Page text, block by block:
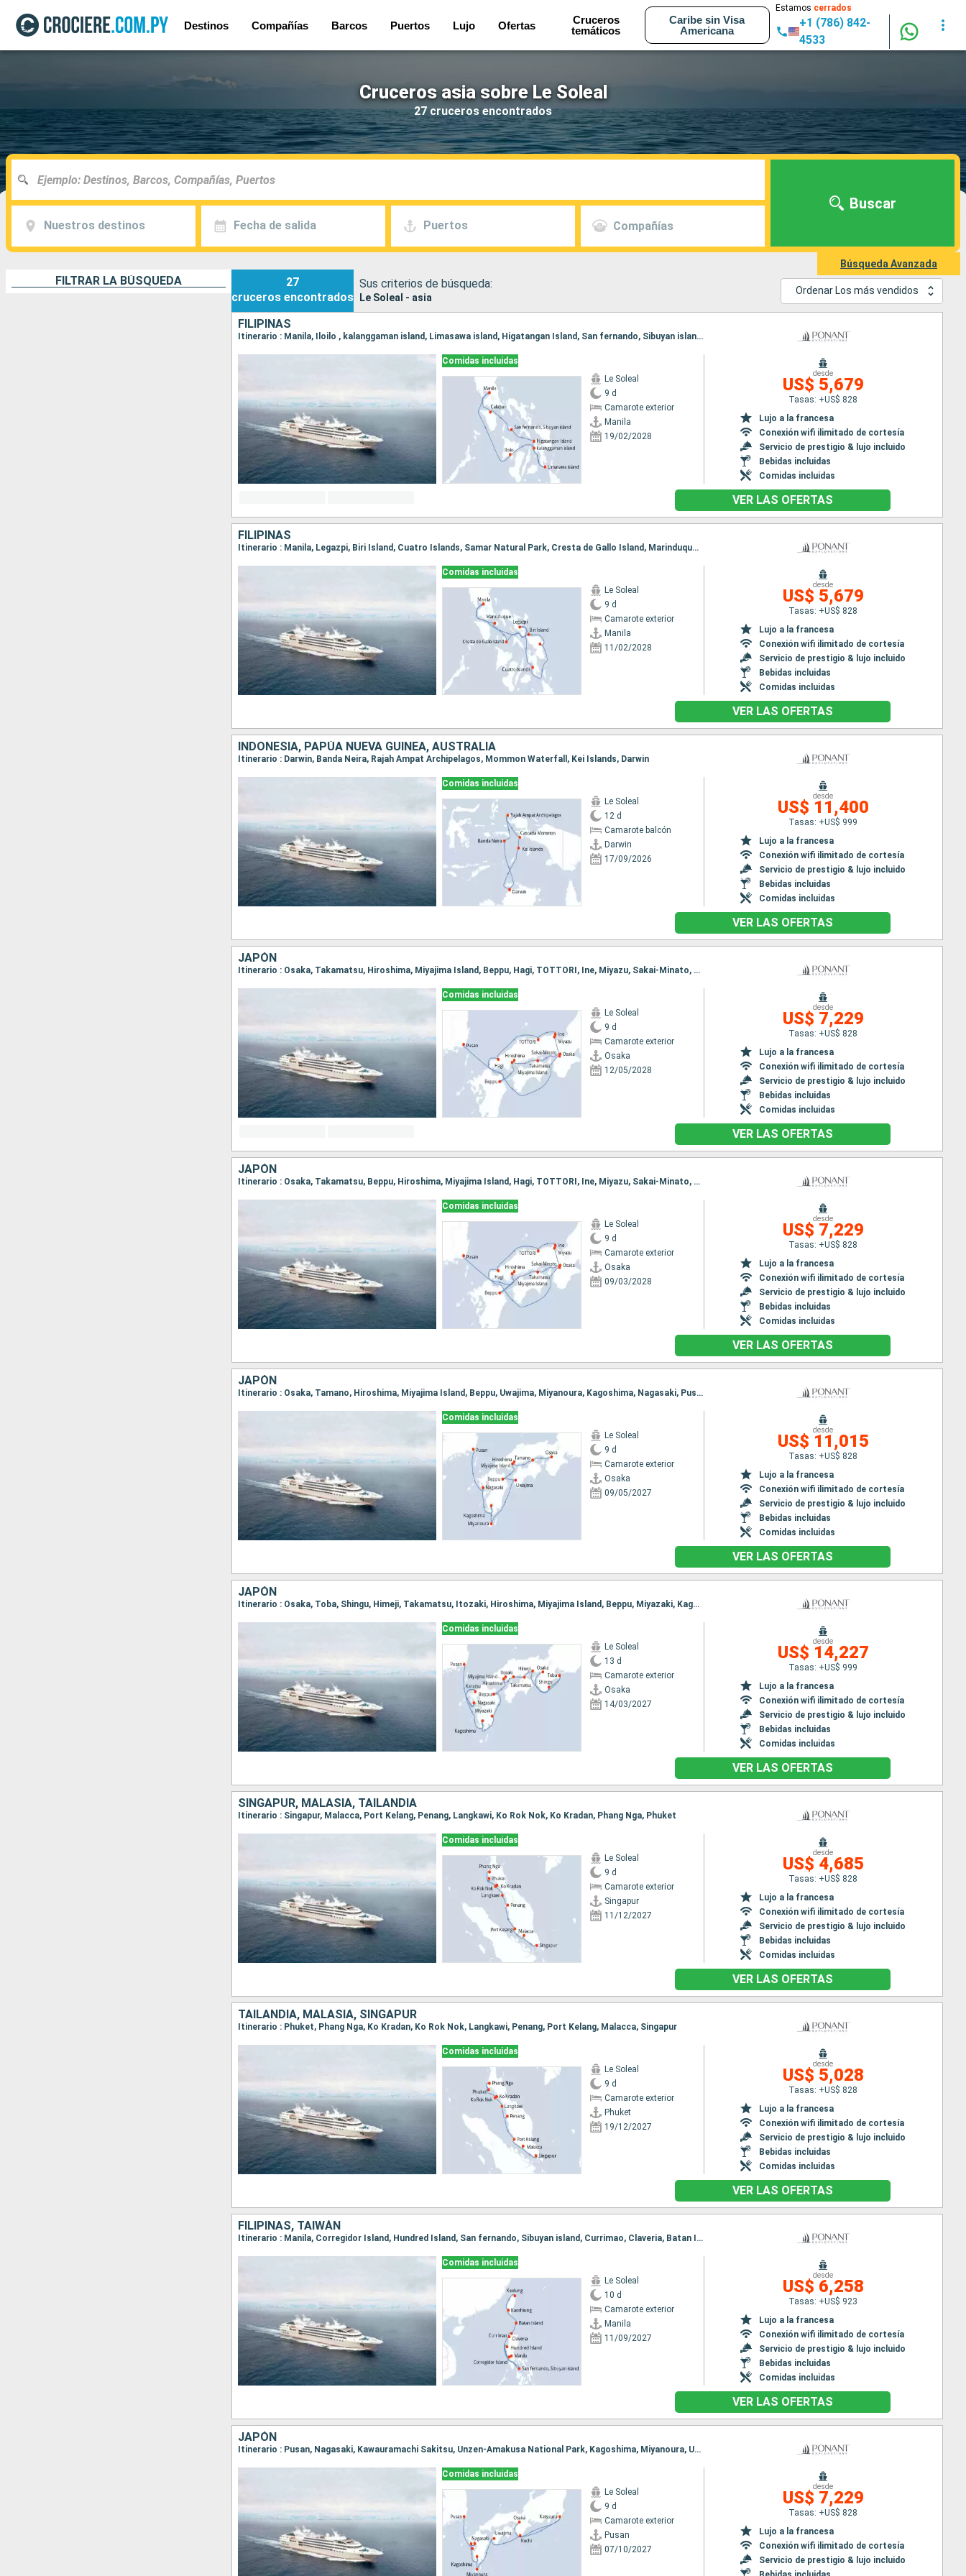
Destinos Compañías Barcos Puertos Lujo Ofertas
Cruceros
temáticos
Caribe sin Visa
Americana
Estamos cerrados
+1 (786) 842-
4533
Cruceros asia sobre Le Soleal
27 cruceros encontrados
Nuestros destinos Fecha de salida Puertos Compañías
Buscar
Búsqueda Avanzada
FILTRAR LA BÚSQUEDA
27
cruceros encontrados
Sus criterios de búsqueda:
Le Soleal - asia
Ordenar Los más vendidos
FILIPINAS
Itinerario : Manila, Iloilo , kalanggaman island, Limasawa island, Higatangan Island, San fernando, Sibuyan island, Calapan, Manila
Comidas incluidas
Le Soleal
9 d
Camarote exterior
Manila
19/02/2028
desde
US$ 5,679
Tasas: +US$ 828
Lujo a la francesa
Conexión wifi ilimitado de cortesía
Servicio de prestigio & lujo incluido
Bebidas incluidas
Comidas incluidas
VER LAS OFERTAS
FILIPINAS
Itinerario : Manila, Legazpi, Biri Island, Cuatro Islands, Samar Natural Park, Cresta de Gallo Island, Marinduque, Manila
Comidas incluidas
Le Soleal
9 d
Camarote exterior
Manila
11/02/2028
desde
US$ 5,679
Tasas: +US$ 828
Lujo a la francesa
Conexión wifi ilimitado de cortesía
Servicio de prestigio & lujo incluido
Bebidas incluidas
Comidas incluidas
VER LAS OFERTAS
INDONESIA, PAPÚA NUEVA GUINEA, AUSTRALIA
Itinerario : Darwin, Banda Neira, Rajah Ampat Archipelagos, Mommon Waterfall, Kei Islands, Darwin
Comidas incluidas
Le Soleal
12 d
Camarote balcón
Darwin
17/09/2026
desde
US$ 11,400
Tasas: +US$ 999
Lujo a la francesa
Conexión wifi ilimitado de cortesía
Servicio de prestigio & lujo incluido
Bebidas incluidas
Comidas incluidas
VER LAS OFERTAS
JAPÓN
Itinerario : Osaka, Takamatsu, Hiroshima, Miyajima Island, Beppu, Hagi, TOTTORI, Ine, Miyazu, Sakai-Minato, Pusan
Comidas incluidas
Le Soleal
9 d
Camarote exterior
Osaka
12/05/2028
desde
US$ 7,229
Tasas: +US$ 828
Lujo a la francesa
Conexión wifi ilimitado de cortesía
Servicio de prestigio & lujo incluido
Bebidas incluidas
Comidas incluidas
VER LAS OFERTAS
JAPÓN
Itinerario : Osaka, Takamatsu, Beppu, Hiroshima, Miyajima Island, Hagi, TOTTORI, Ine, Miyazu, Sakai-Minato, Pusan
Comidas incluidas
Le Soleal
9 d
Camarote exterior
Osaka
09/03/2028
desde
US$ 7,229
Tasas: +US$ 828
Lujo a la francesa
Conexión wifi ilimitado de cortesía
Servicio de prestigio & lujo incluido
Bebidas incluidas
Comidas incluidas
VER LAS OFERTAS
JAPÓN
Itinerario : Osaka, Tamano, Hiroshima, Miyajima Island, Beppu, Uwajima, Miyanoura, Kagoshima, Nagasaki, Pusan
Comidas incluidas
Le Soleal
9 d
Camarote exterior
Osaka
09/05/2027
desde
US$ 11,015
Tasas: +US$ 828
Lujo a la francesa
Conexión wifi ilimitado de cortesía
Servicio de prestigio & lujo incluido
Bebidas incluidas
Comidas incluidas
VER LAS OFERTAS
JAPÓN
Itinerario : Osaka, Toba, Shingu, Himeji, Takamatsu, Itozaki, Hiroshima, Miyajima Island, Beppu, Miyazaki, Kagoshima, Karatsu, Nagasaki, Pusan
Comidas incluidas
Le Soleal
13 d
Camarote exterior
Osaka
14/03/2027
desde
US$ 14,227
Tasas: +US$ 999
Lujo a la francesa
Conexión wifi ilimitado de cortesía
Servicio de prestigio & lujo incluido
Bebidas incluidas
Comidas incluidas
VER LAS OFERTAS
SINGAPUR, MALASIA, TAILANDIA
Itinerario : Singapur, Malacca, Port Kelang, Penang, Langkawi, Ko Rok Nok, Ko Kradan, Phang Nga, Phuket
Comidas incluidas
Le Soleal
9 d
Camarote exterior
Singapur
11/12/2027
desde
US$ 4,685
Tasas: +US$ 828
Lujo a la francesa
Conexión wifi ilimitado de cortesía
Servicio de prestigio & lujo incluido
Bebidas incluidas
Comidas incluidas
VER LAS OFERTAS
TAILANDIA, MALASIA, SINGAPUR
Itinerario : Phuket, Phang Nga, Ko Kradan, Ko Rok Nok, Langkawi, Penang, Port Kelang, Malacca, Singapur
Comidas incluidas
Le Soleal
9 d
Camarote exterior
Phuket
19/12/2027
desde
US$ 5,028
Tasas: +US$ 828
Lujo a la francesa
Conexión wifi ilimitado de cortesía
Servicio de prestigio & lujo incluido
Bebidas incluidas
Comidas incluidas
VER LAS OFERTAS
FILIPINAS, TAIWÁN
Itinerario : Manila, Corregidor Island, Hundred Island, San fernando, Sibuyan island, Currimao, Claveria, Batan Island, Kaoshiung, Keelung
Comidas incluidas
Le Soleal
10 d
Camarote exterior
Manila
11/09/2027
desde
US$ 6,258
Tasas: +US$ 923
Lujo a la francesa
Conexión wifi ilimitado de cortesía
Servicio de prestigio & lujo incluido
Bebidas incluidas
Comidas incluidas
VER LAS OFERTAS
JAPÓN
Itinerario : Pusan, Nagasaki, Kawauramachi Sakitsu, Unzen-Amakusa National Park, Kagoshima, Miyanoura, Uwajima, Kochi, Katsuura, Osaka
Comidas incluidas
Le Soleal
9 d
Camarote exterior
Pusan
07/10/2027
desde
US$ 7,229
Tasas: +US$ 828
Lujo a la francesa
Conexión wifi ilimitado de cortesía
Servicio de prestigio & lujo incluido